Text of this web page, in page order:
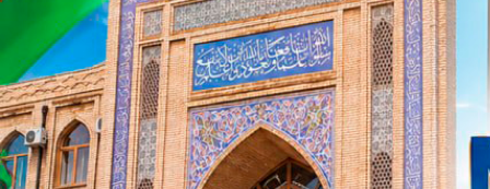
a
si
d